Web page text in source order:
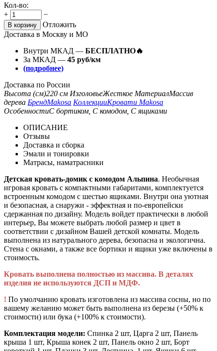
Кол-во:
+
−
В корзину
Отложить
Доставка в Москву и МО
Внутри МКАД — БЕСПЛАТНО🔥
За МКАД — 45 руб/км
(подробнее)
Доставка по России
Высота (см)220 см ИзголовьеЖесткое МатериалМассив
дерева БрендMakosa КоллекцииКровати Makosa
ОсобенностиС бортиком, С комодом, С ящиками
ОПИСАНИЕ
Отзывы
Доставка и сборка
Эмали и тонировки
Матрасы, наматрасники
Детская кровать-домик с комодом Альпина. Необычная
игровая кровать с компактными габаритами, комплектуется
встроенным комодом с шестью ящиками. Внутри она уютная
и безопасная, а снаружи - эффектная и по-европейски
сдержанная по дизайну. Модель войдет практически в любой
интерьер, Вы можете выбрать любой размер и цвет в
соответствии с дизайном Вашей детской комнаты. Модель
выполнена из натурального дерева, безопасна и экологична.
Стена с окнами, а также все бортики и ящики уже включены в
стоимость.
Кровать выполнена полностью из массива. В деталях
изделия не используются ДСП и МДФ.
! По умолчанию кровать изготовлена из массива сосны, но по
вашему желанию может быть выполнена из березы (+50% к
стоимости) или бука (+100% к стоимости).
Комплектация модели: Спинка 2 шт, Царга 2 шт, Панель
крыша 1 шт, Крыша конек 2 шт, Панель окно 2 шт, Борт